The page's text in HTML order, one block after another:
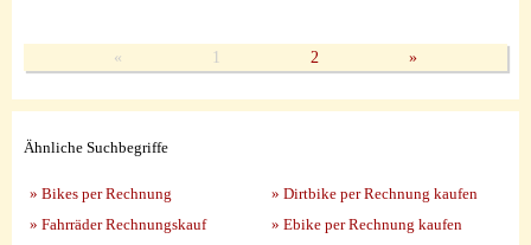
« 1 2 »
Ähnliche Suchbegriffe
» Bikes per Rechnung
» Fahrräder Rechnungskauf
» Dirtbike per Rechnung kaufen
» Ebike per Rechnung kaufen